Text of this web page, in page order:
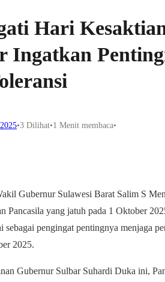
Hari
Ingatkan
•3Dilihat•1 Menit membaca•
Gubernur Sulawesi Barat Salim S
Pancasila yang jatuh pada 1 Oktober
sebagai pengingat pentingnya menjaga
2025.
Gubernur Sulbar Suhardi Duka ini,